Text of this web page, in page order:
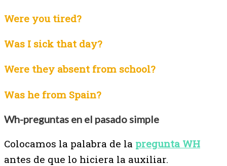
Were you tired?
Was I sick that day?
Were they absent from school?
Was he from Spain?
Wh-preguntas en el pasado simple
Colocamos la palabra de la pregunta WH
antes de que lo hiciera la auxiliar.